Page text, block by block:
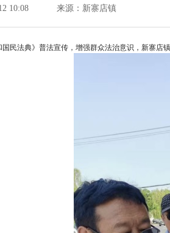
10:08 来源：新寨店镇
民法典》普法宣传，增强群众法治意识，新寨店